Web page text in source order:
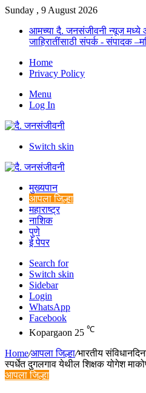
Sunday , 9 August 2026
आमच्या दै. जनसंजीवनी न्यूज मध्ये
जाहिरातींसाठी संपर्क - संपादक
Home
Privacy Policy
Menu
Log In
Switch skin
मुख्यपान
आपला जिल्हा
महाराष्ट्र
नाशिक
पुणे
ई पेपर
Search for
Switch skin
Sidebar
Login
WhatsApp
Facebook
Kopargaon 25 ℃
Home/आपला जिल्हा/भारतीय
स्पर्धेत दुगलगाव येथील शिक्षक योगेश
आपला जिल्हा